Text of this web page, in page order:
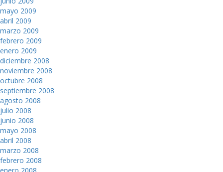
mayo 2009
abril 2009
marzo 2009
febrero 2009
enero 2009
diciembre 2008
noviembre 2008
octubre 2008
septiembre 2008
agosto 2008
julio 2008
junio 2008
mayo 2008
abril 2008
marzo 2008
febrero 2008